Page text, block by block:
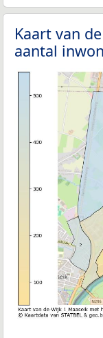
Kaart van
aantal